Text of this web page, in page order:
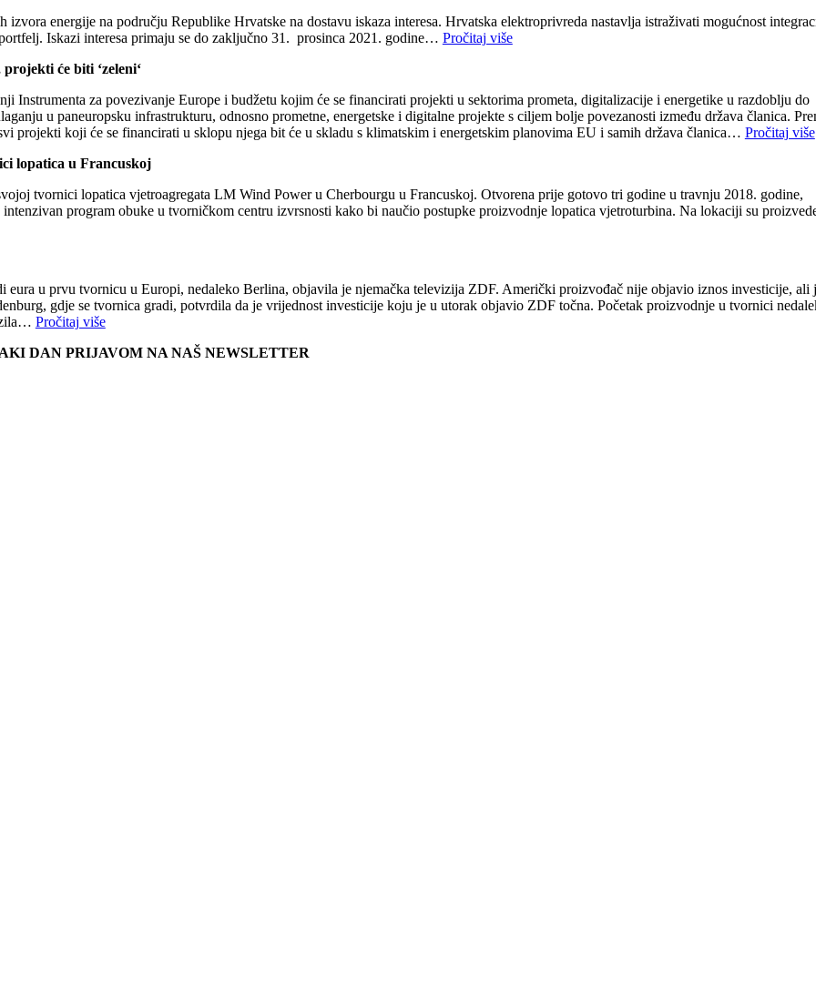
energije na području Republike Hrvatske na dostavu iskaza interesa. Hrvatska elektroprivreda nastavlja istraživati mogućnost
Iskazi interesa primaju se do zaključno 31. prosinca 2021. godine… Pročitaj više
će biti ‘zeleni‘
Instrumenta za povezivanje Europe i budžetu kojim će se financirati projekti u sektorima prometa, digitalizacije i energetike u razdoblju do
u paneuropsku infrastrukturu, odnosno prometne, energetske i digitalne projekte s ciljem bolje povezanosti između država članica.
projekti koji će se financirati u sklopu njega bit će u skladu s klimatskim i energetskim planovima EU i samih država članica… Pročitaj više
lopatica u Francuskoj
tvornici lopatica vjetroagregata LM Wind Power u Cherbourgu u Francuskoj. Otvorena prije gotovo tri godine u travnju 2018. godine,
program obuke u tvorničkom centru izvrsnosti kako bi naučio postupke proizvodnje lopatica vjetroturbina. Na lokaciji su
u prvu tvornicu u Europi, nedaleko Berlina, objavila je njemačka televizija ZDF. Američki proizvođač nije objavio iznos investicije, ali
gdje se tvornica gradi, potvrdila da je vrijednost investicije koju je u utorak objavio ZDF točna. Početak proizvodnje u tvornici
Pročitaj više
DAN PRIJAVOM NA NAŠ NEWSLETTER